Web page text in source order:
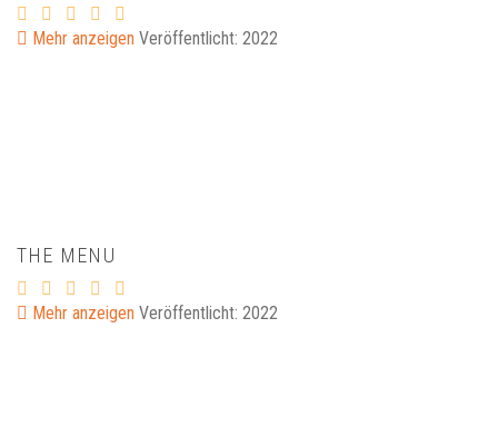
Mehr anzeigen Veröffentlicht: 2022
THE MENU
Mehr anzeigen Veröffentlicht: 2022